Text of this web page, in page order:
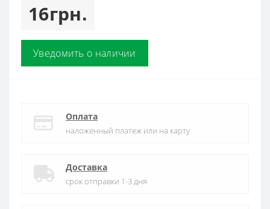
16грн.
Уведомить о наличии
Оплата
наложенный платеж или на карту
Доставка
срок отправки 1-3 дня